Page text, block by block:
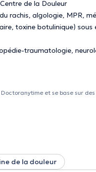
de la Douleur
rachis, algologie, MPR,
toxine botulinique) sous
traumatologie,
et se base sur
de la douleur